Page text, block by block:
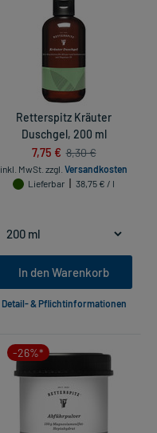
Retterspitz Kräuter
Duschgel, 200 ml
7,75 € 8,30 €
inkl. MwSt. zzgl. Versandkosten
Lieferbar
38,75 € / l
In den Warenkorb
Detail- & Pflichtinformationen
-26%*